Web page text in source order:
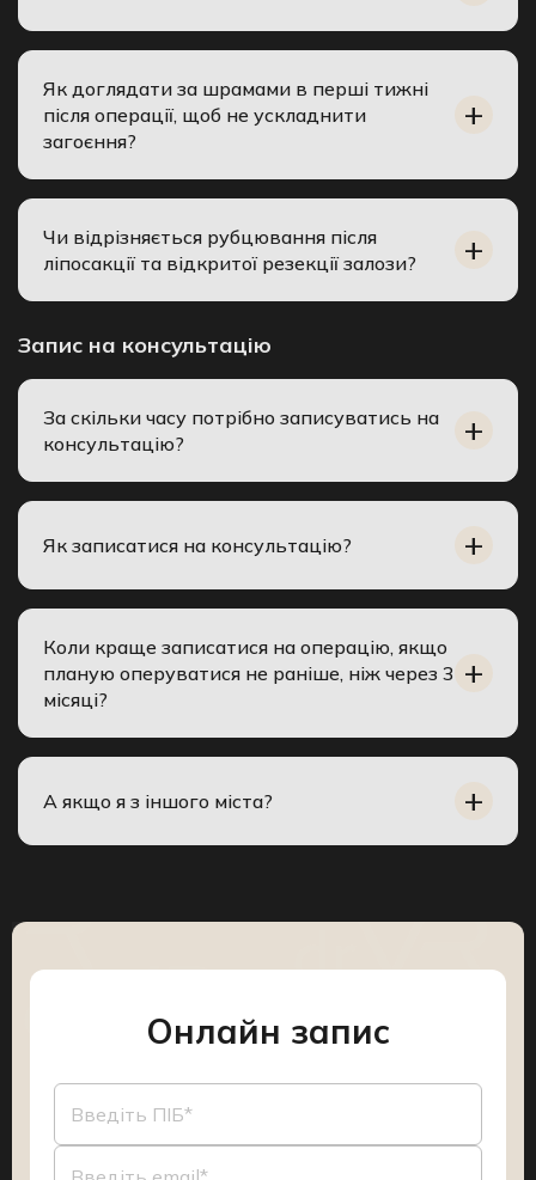
Як доглядати за шрамами в перші тижні
після операції, щоб не ускладнити
загоєння?
Чи відрізняється рубцювання після
ліпосакції та відкритої резекції залози?
Запис на консультацію
За скільки часу потрібно записуватись на
консультацію?
Як записатися на консультацію?
Коли краще записатися на операцію, якщо
планую оперуватися не раніше, ніж через 3
місяці?
А якщо я з іншого міста?
Онлайн запис